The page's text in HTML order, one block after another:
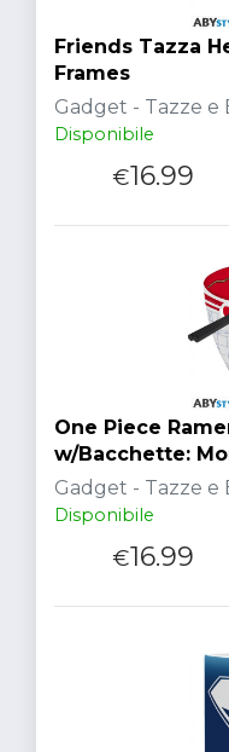
Friends Tazza
Frames
Gadget - Tazze e
Disponibile
€16.99
One Piece
w/Bacchette:
Gadget - Tazze e
Disponibile
€16.99